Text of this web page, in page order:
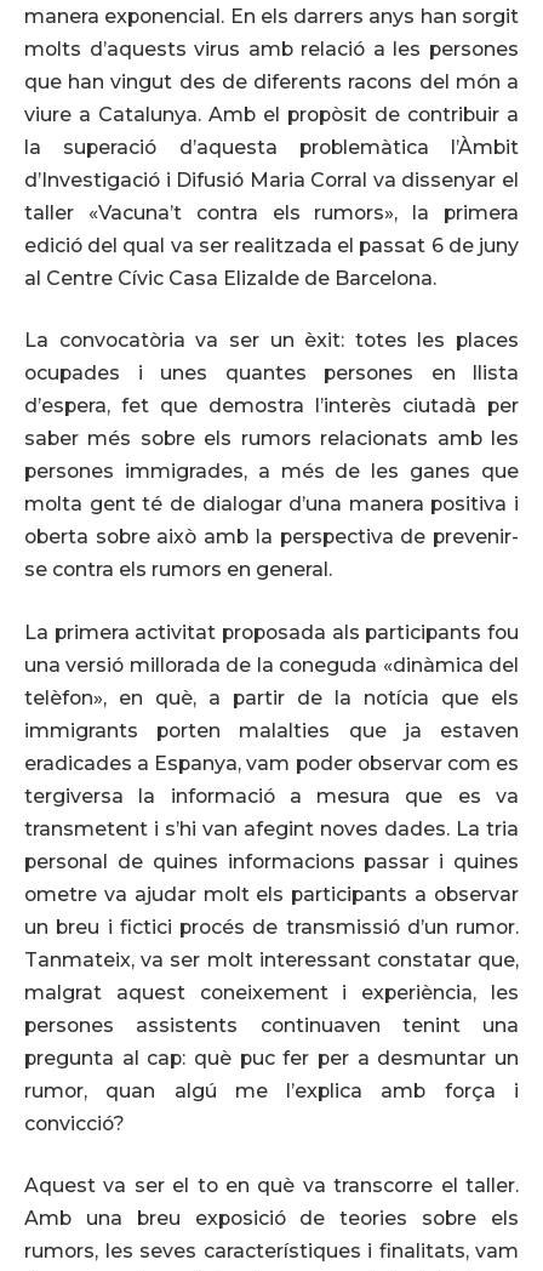
manera exponencial. En els darrers anys han sorgit
molts d’aquests virus amb relació a les persones
que han vingut des de diferents racons del món a
viure a Catalunya. Amb el propòsit de contribuir a
la superació d’aquesta problemàtica l’Àmbit
d’Investigació i Difusió Maria Corral va dissenyar el
taller «Vacuna’t contra els rumors», la primera
edició del qual va ser realitzada el passat 6 de juny
al Centre Cívic Casa Elizalde de Barcelona.
La convocatòria va ser un èxit: totes les places
ocupades i unes quantes persones en llista
d’espera, fet que demostra l’interès ciutadà per
saber més sobre els rumors relacionats amb les
persones immigrades, a més de les ganes que
molta gent té de dialogar d’una manera positiva i
oberta sobre això amb la perspectiva de prevenir-
se contra els rumors en general.
La primera activitat proposada als participants fou
una versió millorada de la coneguda «dinàmica del
telèfon», en què, a partir de la notícia que els
immigrants porten malalties que ja estaven
eradicades a Espanya, vam poder observar com es
tergiversa la informació a mesura que es va
transmetent i s’hi van afegint noves dades. La tria
personal de quines informacions passar i quines
ometre va ajudar molt els participants a observar
un breu i fictici procés de transmissió d’un rumor.
Tanmateix, va ser molt interessant constatar que,
malgrat aquest coneixement i experiència, les
persones assistents continuaven tenint una
pregunta al cap: què puc fer per a desmuntar un
rumor, quan algú me l’explica amb força i
convicció?
Aquest va ser el to en què va transcorre el taller.
Amb una breu exposició de teories sobre els
rumors, les seves característiques i finalitats, vam